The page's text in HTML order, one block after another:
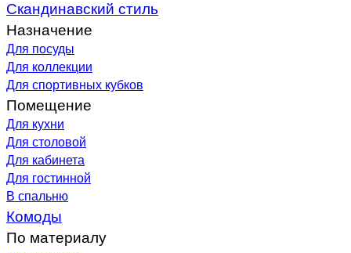
Скандинавский стиль
Назначение
Для посуды
Для коллекции
Для спортивных кубков
Помещение
Для кухни
Для столовой
Для кабинета
Для гостинной
В спальню
Комоды
По материалу